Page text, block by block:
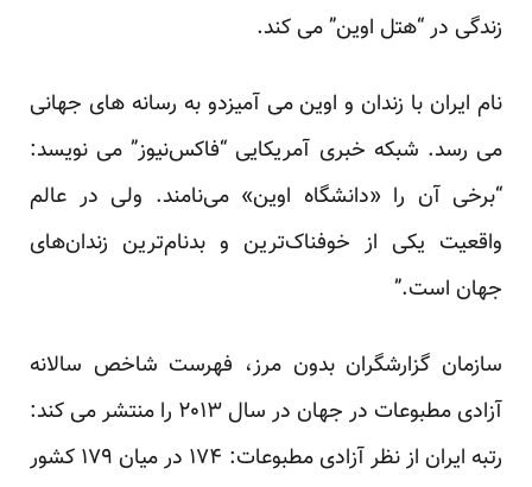
زندگی در “هتل اوین” می کند.
نام ایران با زندان و اوین می آمیزدو به رسانه های جهانی
می رسد. شبکه خبری آمریکایی “فاکس‌نیوز” می نویسد:
“برخی آن را «دانشگاه اوین» می‌نامند. ولی در عالم
واقعیت یکی از خوفناک‌ترین و بدنام‌ترین زندان‌های
جهان است.”
سازمان گزارشگران بدون مرز، فهرست شاخص سالانه
آزادی مطبوعات در جهان در سال ۲۰۱۳ را منتشر می کند:
رتبه ایران از نظر آزادی مطبوعات: ۱۷۴ در میان ۱۷۹ کشور